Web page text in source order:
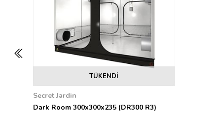
TÜKENDI
Secret Jardin
Dark Room 300x300x235 (DR300 R3)